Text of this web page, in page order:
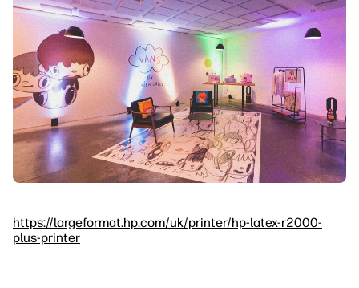
https://largeformat.hp.com/uk/printer/hp-latex-r2000-
plus-printer